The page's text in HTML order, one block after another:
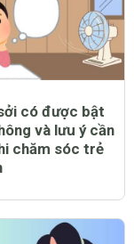
có được bật
và lưu ý cần
chăm sóc trẻ